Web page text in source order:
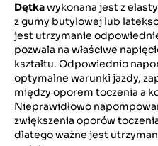
Dętkawykonana jest z
z gumy butylowej lub
jest utrzymanie
pozwala na właściwe
kształtu. Odpowiednio
optymalne warunki jazdy,
między oporem toczenia a
Nieprawidłowo
zwiększenia oporów
dlatego ważne jest